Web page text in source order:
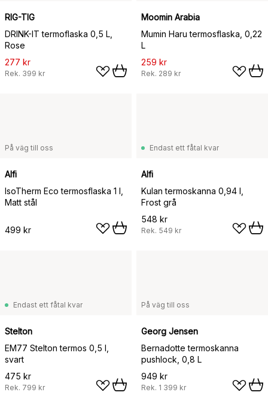
RIG-TIG
DRINK-IT termoflaska 0,5 L,
Rose
277 kr
Rek. 399 kr
Moomin Arabia
Mumin Haru termosflaska, 0,22
L
259 kr
Rek. 289 kr
På väg till oss
Alfi
IsoTherm Eco termosflaska 1 l,
Matt stål
499 kr
Endast ett fåtal kvar
Alfi
Kulan termoskanna 0,94 l,
Frost grå
548 kr
Rek. 549 kr
Endast ett fåtal kvar
Stelton
EM77 Stelton termos 0,5 l,
svart
475 kr
Rek. 799 kr
På väg till oss
Georg Jensen
Bernadotte termoskanna
pushlock, 0,8 L
949 kr
Rek. 1 399 kr